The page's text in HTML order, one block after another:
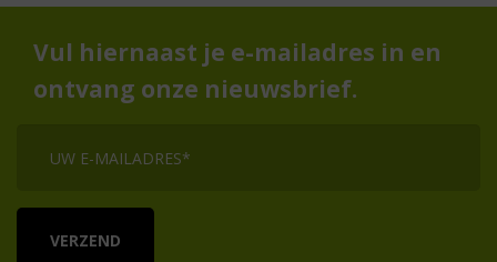
Vul hiernaast je e-mailadres in en
ontvang onze nieuwsbrief.